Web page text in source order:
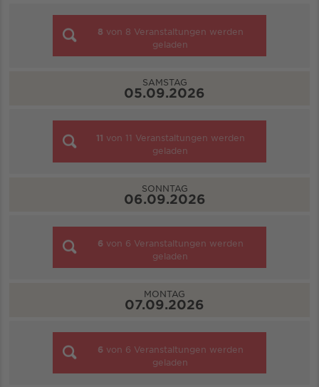
8 von 8 Veranstaltungen werden
geladen
SAMSTAG
05.09.2026
11 von 11 Veranstaltungen werden
geladen
SONNTAG
06.09.2026
6 von 6 Veranstaltungen werden
geladen
MONTAG
07.09.2026
6 von 6 Veranstaltungen werden
geladen